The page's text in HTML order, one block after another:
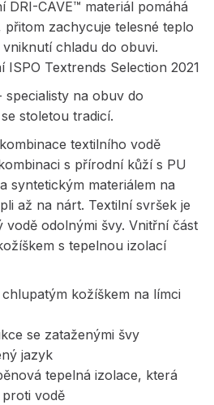
DRI-CAVE™ materiál pomáhá
zachycuje telesné teplo
chladu do obuvi.
ISPO Textrends Selection 2021
na obuv do
stoletou tradicí.
textilního vodě
s přírodní kůží s PU
syntetickým materiálem na
až na nárt. Textilní svršek je
vodě odolnými švy. Vnitřní část
s tepelnou izolací
kožíškem na límci
se zataženými švy
jazyk
tepelná izolace, která
vodě